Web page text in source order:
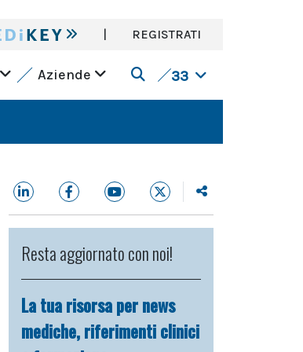
| REGISTRATI
Aziende 33
Resta aggiornato con noi!
La tua risorsa per news
mediche, riferimenti clinici